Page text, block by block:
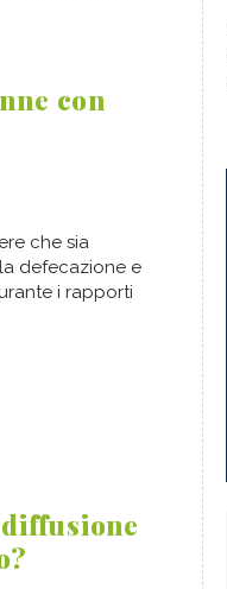
con
che sia
defecazione e
i rapporti